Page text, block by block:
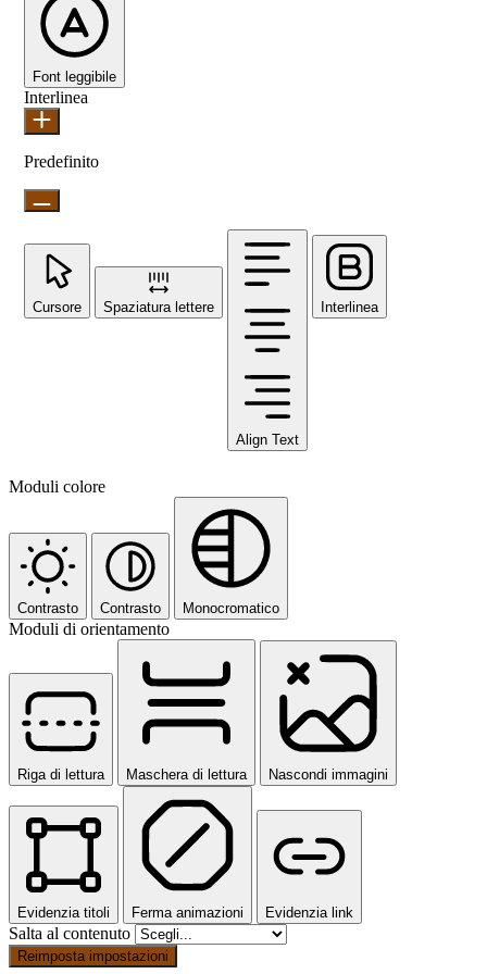
Font leggibile
Interlinea
Predefinito
Cursore Spaziatura lettere
Align Text
Interlinea
Moduli colore
Contrasto Contrasto Monocromatico
Moduli di orientamento
Riga di lettura Maschera di lettura Nascondi immagini
Evidenzia titoli Ferma animazioni Evidenzia link
Salta al contenuto
Reimposta impostazioni